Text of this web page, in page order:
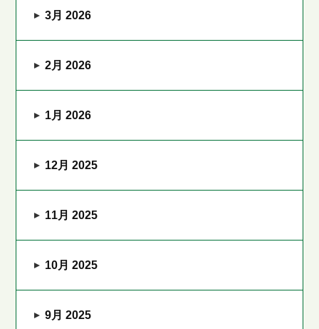
3月 2026
2月 2026
1月 2026
12月 2025
11月 2025
10月 2025
9月 2025